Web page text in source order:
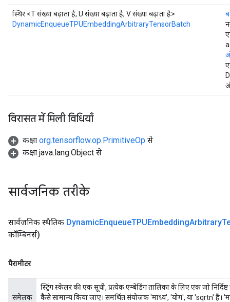
स्थिर <T संख्या बढ़ाता है, U संख्या बढ़ाता है, V संख्या बढ़ाता है>
DynamicEnqueueTPUEmbeddingArbitraryTensorBatch
विरासत में मिली विधियाँ
कक्षा org.tensorflow.op.PrimitiveOp से
कक्षा java.lang.Object से
सार्वजनिक तरीके
सार्वजनिक स्थैतिक DynamicEnqueueTPUEmbeddingArbitrary
कॉम्बिनर्स)
पैरामीटर
समेलक
स्ट्रिंग स्केलर की एक सूची, प्रत्येक एम्बेडिंग तालिका के लिए एक जो
कैसे सामान्य किया जाए। समर्थित संयोजक 'माध्य', 'योग', या 'sqrtn' हैं।